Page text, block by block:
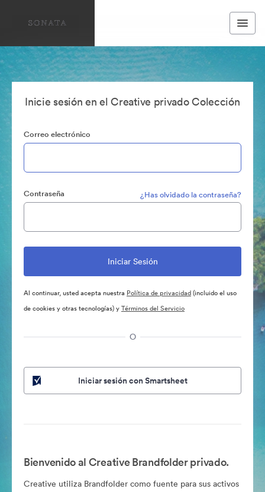
Inicie sesión en el Creative privado Colección
Correo electrónico
Contraseña ¿Has olvidado la contraseña?
Al continuar, usted acepta nuestra Política de privacidad(incluido el uso
de cookies y otras tecnologías) yTérminos del Servicio
O
Iniciar sesión con Smartsheet
Bienvenido al Creative Brandfolder privado.
Creative utiliza Brandfolder como fuente para sus activos